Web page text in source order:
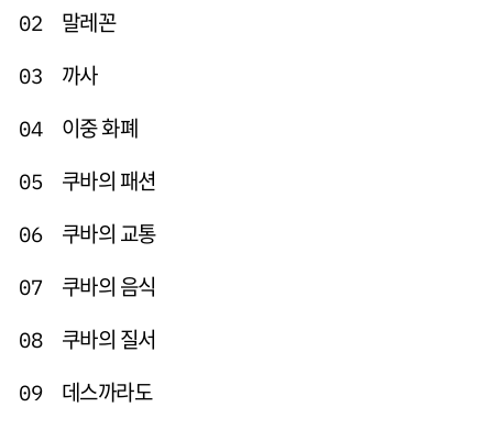
02 말레꼰
03 까사
04 이중 화폐
05 쿠바의 패션
06 쿠바의 교통
07 쿠바의 음식
08 쿠바의 질서
09 데스까라도